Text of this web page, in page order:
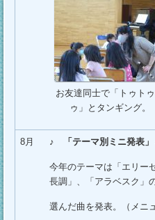
お友達同士で「トゥトゥ
ゥ」とタンギング。
8月 ♪ 「テーマ別ミニ発表
今年のテーマは「エリー
長調」、「アラベスク」
選んだ曲を発表。（メニ